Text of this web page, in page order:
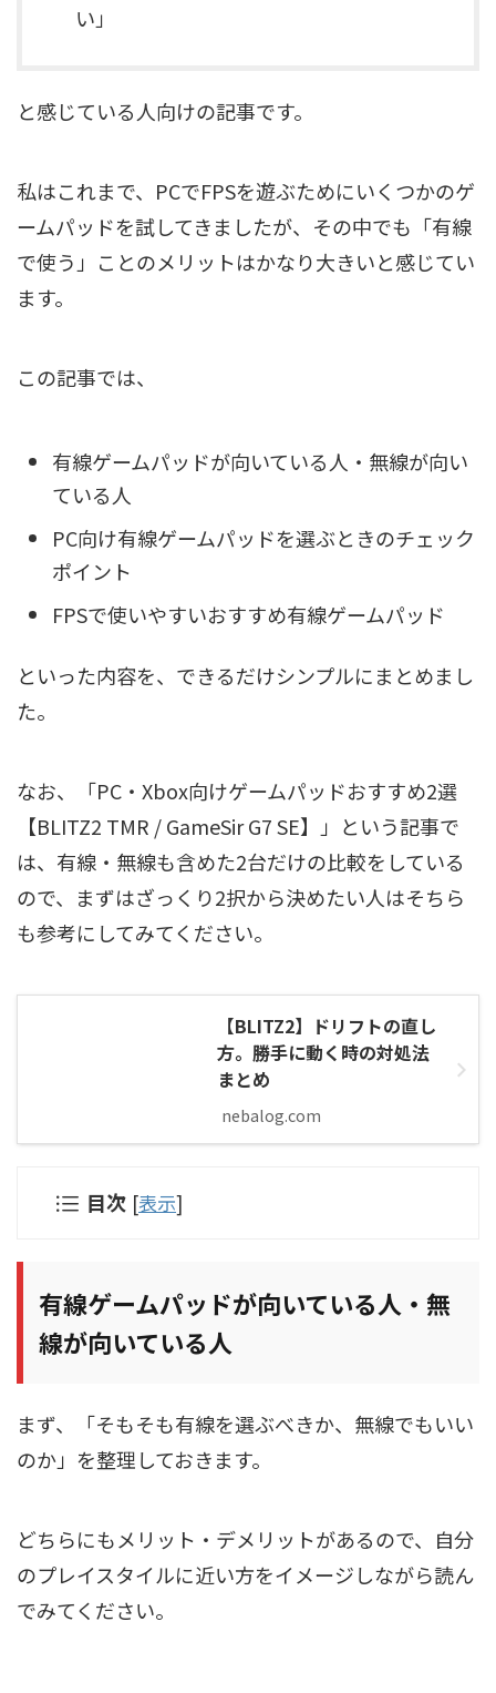
い」
と感じている人向けの記事です。
私はこれまで、PCでFPSを遊ぶためにいくつかのゲ
ームパッドを試してきましたが、その中でも「有線
で使う」ことのメリットはかなり大きいと感じてい
ます。
この記事では、
有線ゲームパッドが向いている人・無線が向い
ている人
PC向け有線ゲームパッドを選ぶときのチェック
ポイント
FPSで使いやすいおすすめ有線ゲームパッド
といった内容を、できるだけシンプルにまとめまし
た。
なお、「PC・Xbox向けゲームパッドおすすめ2選
【BLITZ2 TMR / GameSir G7 SE】」という記事で
は、有線・無線も含めた2台だけの比較をしている
ので、まずはざっくり2択から決めたい人はそちら
も参考にしてみてください。
【BLITZ2】ドリフトの直し
方。勝手に動く時の対処法
まとめ
nebalog.com
目次 [表示]
有線ゲームパッドが向いている人・無
線が向いている人
まず、「そもそも有線を選ぶべきか、無線でもいい
のか」を整理しておきます。
どちらにもメリット・デメリットがあるので、自分
のプレイスタイルに近い方をイメージしながら読ん
でみてください。